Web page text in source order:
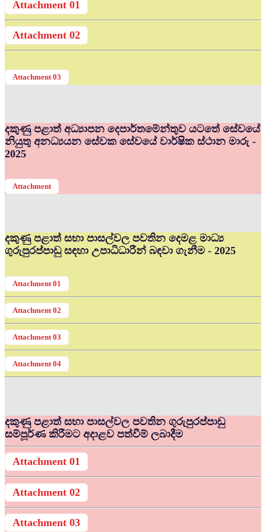
Attachment 01
Attachment 02
Attachment 03
දකුණු පළාත් අධ්‍යාපන දෙපාර්තමේන්තුව යටතේ සේවයේ
නියුතු අනධ්‍යයන සේවක සේවයේ වාර්ෂික ස්ථාන මාරු -
2025
Attachment
දකුණු පළාත් සභා පාසල්වල පවතින දෙමළ මාධ්‍ය
ගුරුපුරප්පාඩු සඳහා උපාධිධාරීන් බඳවා ගැනීම - 2025
Attachment 01
Attachment 02
Attachment 03
Attachment 04
දකුණු පළාත් සභා පාසල්වල පවතින ගුරුපුරප්පාඩු
සම්පූර්ණ කිරීමට අදාළව පත්වීම් ලබාදීම
Attachment 01
Attachment 02
Attachment 03